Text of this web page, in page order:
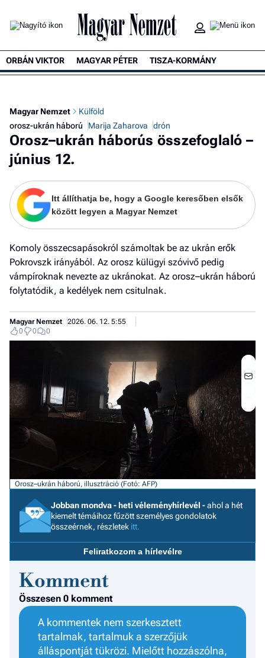
a
ORBÁN VIKTOR MAGYAR PÉTER TISZA-KORMÁNY
Magyar Nemzet
Külföld
orosz-ukrán háború
Marija Zaharova drón
Orosz–ukrán háborús összefoglaló –
június 12.
Itt állíthatja be, hogy a Google keresőben elsők
között legyen a Magyar Nemzet
Komoly összecsapásokról számoltak be az ukrán erők
Pokrovszk irányából. Az orosz külügyi szóvivő pedig
vámpíroknak nevezte az ukránokat. Az orosz–ukrán háború
folytatódik, a kedélyek nem csitulnak.
Magyar Nemzet
2026. 06. 12. 5:55
0
0 0
Orosz–ukrán háború, illusztráció (Fotó: AFP)
Jobban mondva - heti véleményhírlevél -ahol a hét
kiemelt témáihoz fűzött személyes gondolatok
összeérnek, részletek itt.
Feliratkozom a hírlevélre
Komment
Összesen 0 komment
A kommentek nem szerkesztett
tartalmak, tartalmuk a szerzőjük
álláspontját tükrözi. Mielőtt hozzászólna,